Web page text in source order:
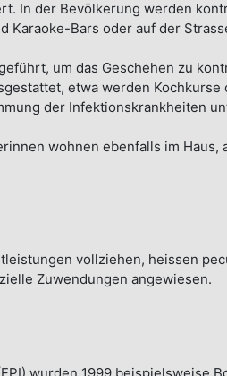
In der Bevölkerung werden
Bars oder auf der
um das Geschehen zu
etwa werden
der Infektionskrankheiten
wohnen ebenfalls im
vollziehen, heissen
Zuwendungen angewiesen.
wurden 1999 beispielsweise